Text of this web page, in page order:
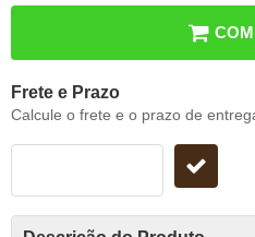
Frete e Prazo
Calcule o frete e o prazo de